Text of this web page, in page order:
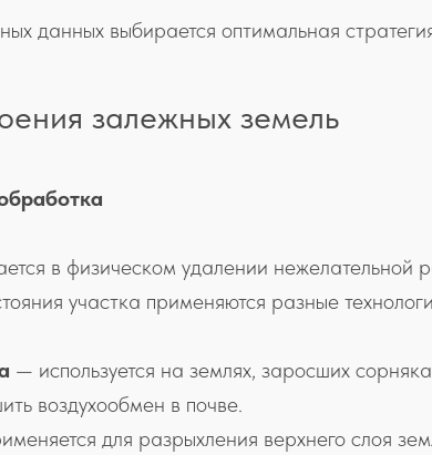
данных выбирается оптимальная
залежных земель
в физическом удалении нежелательной
участка применяются разные
— используется на землях, заросших
воздухообмен в почве.
для разрыхления верхнего слоя